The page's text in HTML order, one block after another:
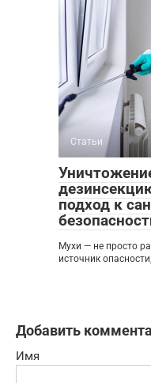
Статьи
подход к
Мухи — не просто
источник
Добавить
Имя